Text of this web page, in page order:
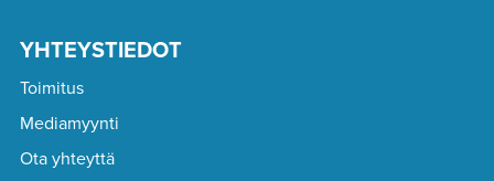
YHTEYSTIEDOT
Toimitus
Mediamyynti
Ota yhteyttä